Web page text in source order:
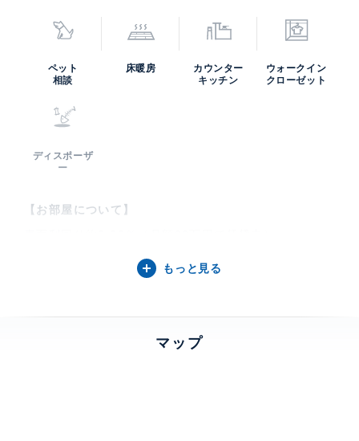
ペット
相談
床暖房
カウンター
キッチン
ウォークイン
クローゼット
ディスポーザ
ー
【お部屋について】
◎大規模免震タワーマンション・最上階住戸◎
京葉線「八丁堀」駅徒歩5分の好立地
■WIC・SICを完備しているため、豊富な収納
もっと見る
マップ